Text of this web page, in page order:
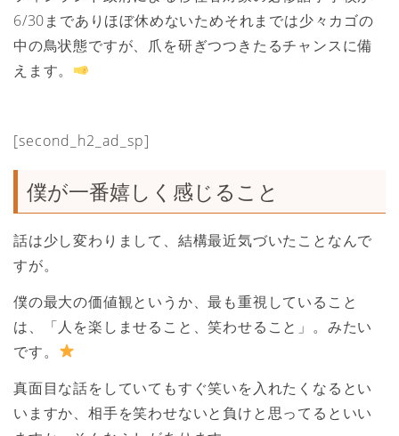
6/30までありほぼ休めないためそれまでは少々カゴの
中の鳥状態ですが、爪を研ぎつつきたるチャンスに備
えます。
[second_h2_ad_sp]
僕が一番嬉しく感じること
話は少し変わりまして、結構最近気づいたことなんで
すが。
僕の最大の価値観というか、最も重視していること
は、「人を楽しませること、笑わせること」。みたい
です。
真面目な話をしていてもすぐ笑いを入れたくなるとい
いますか、相手を笑わせないと負けと思ってるといい